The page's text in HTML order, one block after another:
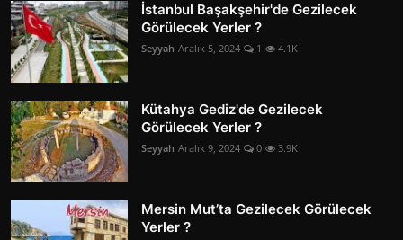
İstanbul Başakşehir'de Gezilecek
Görülecek Yerler ?
Seyyah Aralık 5, 2024 1 4.1K
Kütahya Gediz'de Gezilecek
Görülecek Yerler ?
Seyyah Aralık 9, 2024 0 3.9K
Mersin Mut’ta Gezilecek Görülecek
Yerler ?